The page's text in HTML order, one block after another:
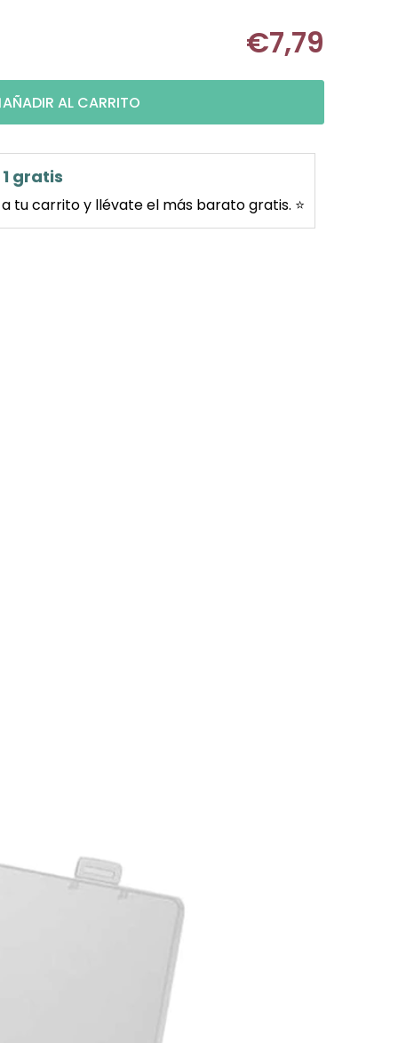
€7,79
AÑADIR AL CARRITO
gratis
tu carrito y llévate el más barato gratis. ⭐